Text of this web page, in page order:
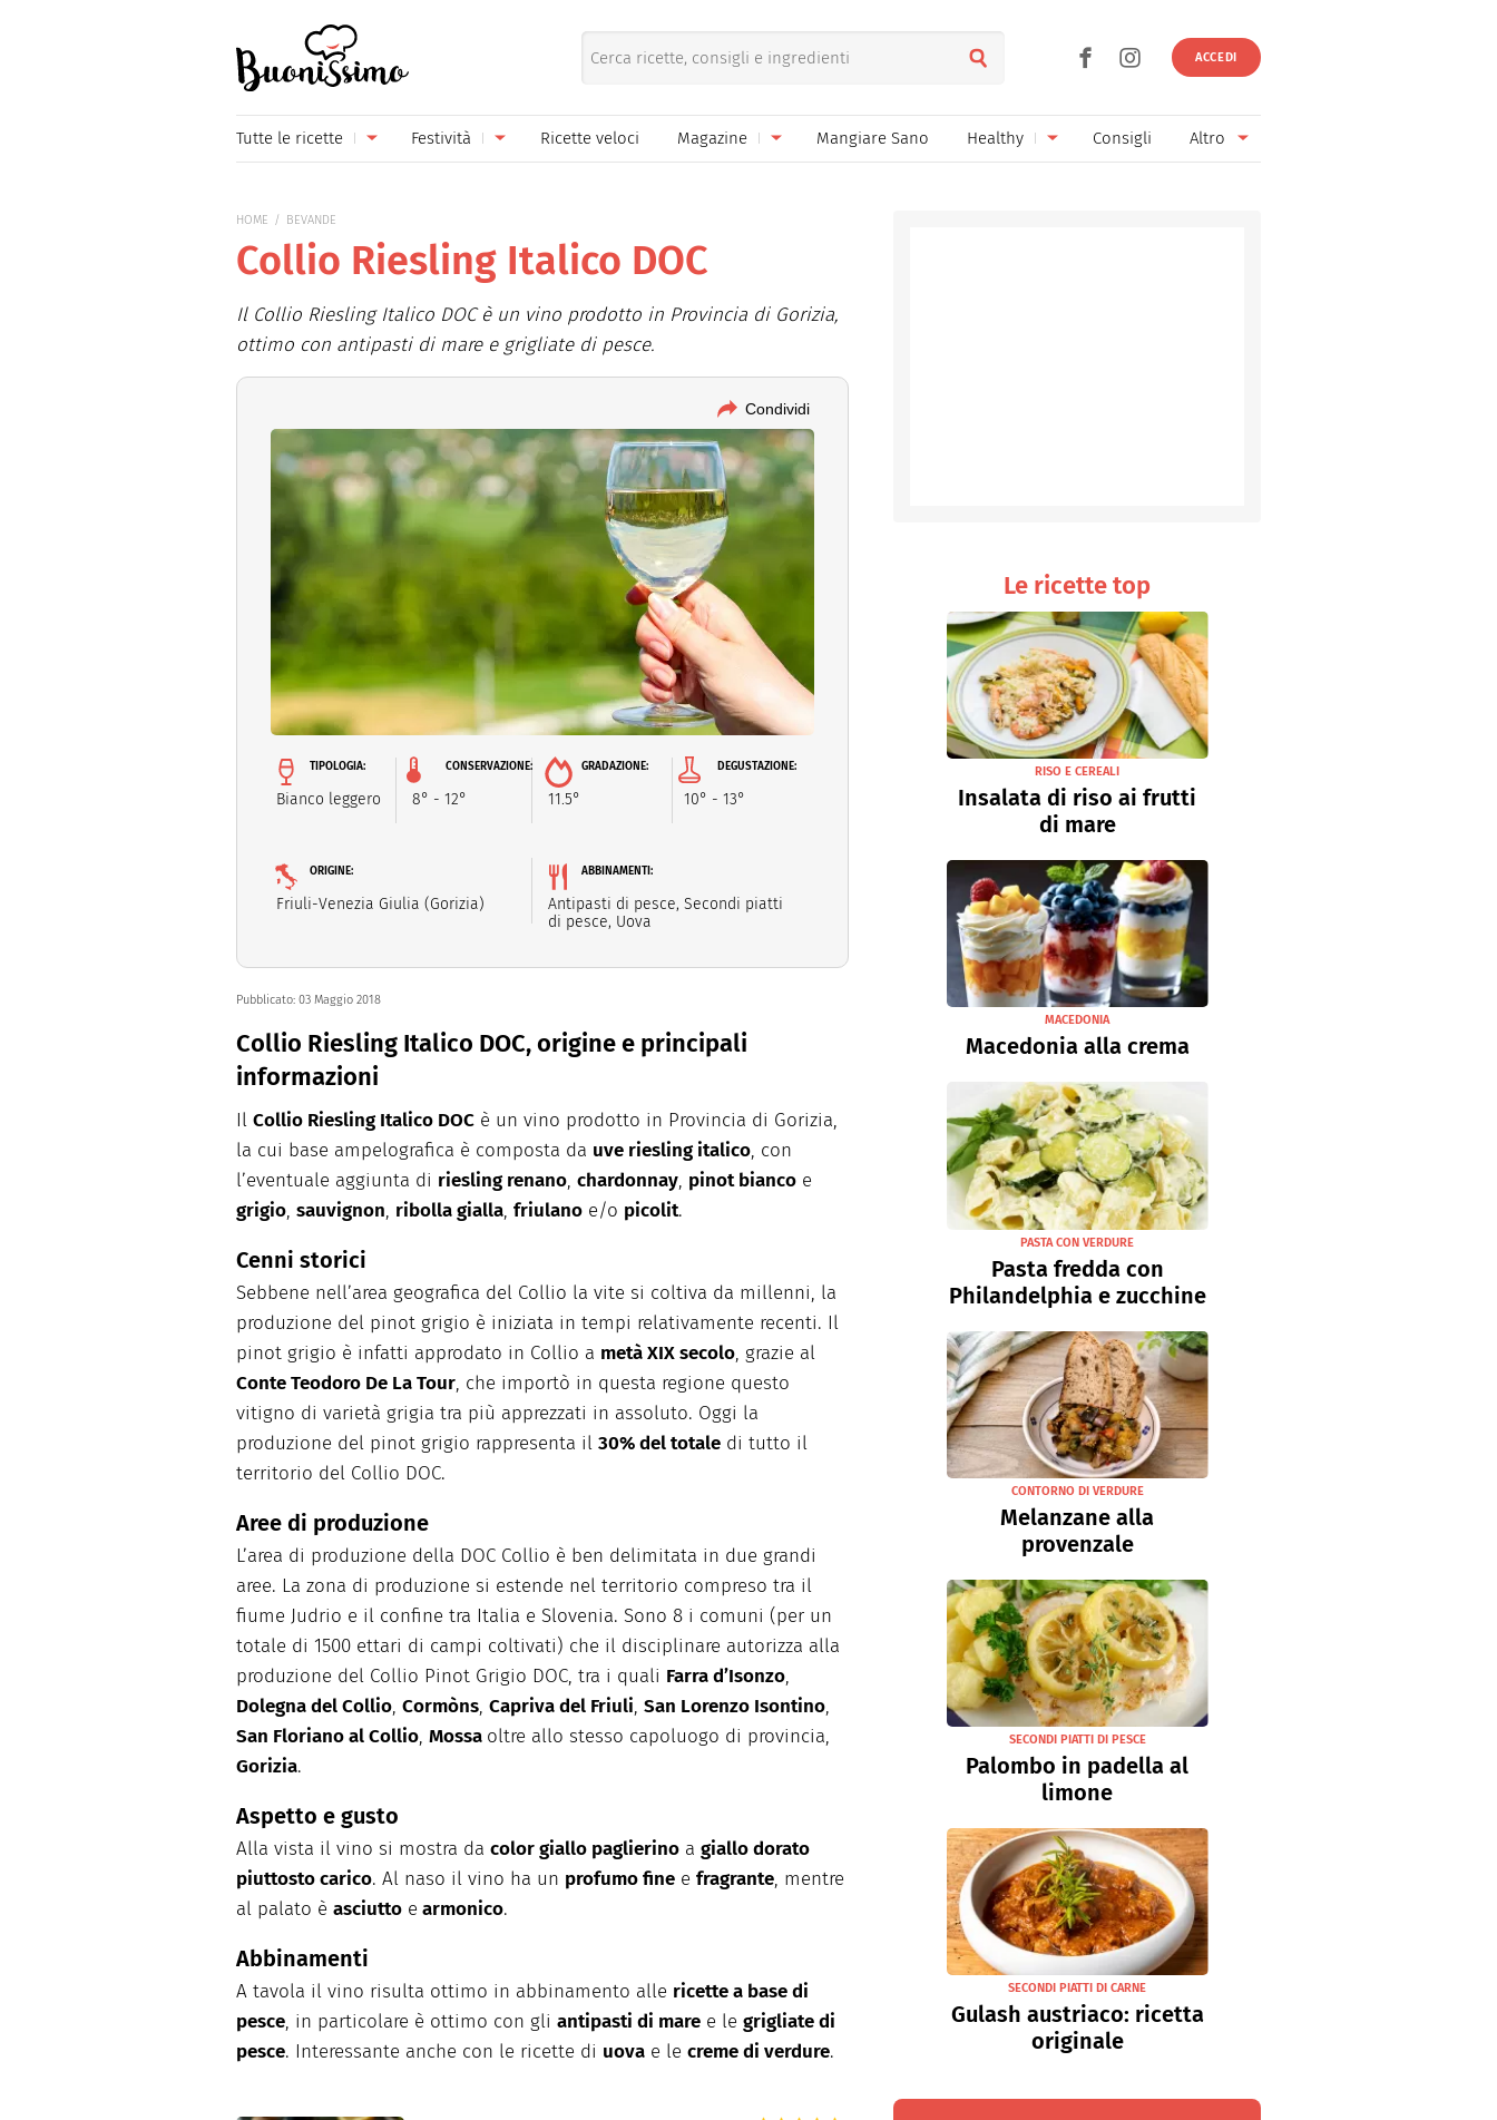
ACCEDI
Tutte le ricette
Primi piatti Pane pizza focacce
Marmellate e confetture
Contorni Conserve
Frutta Bevande
Festività
Carnevale
Festa della Donna
Festa della Mamma
Festa del Papà
Natale
Pasqua
San Valentino
Ricette veloci Magazine Mangiare Sano Healthy Consigli Altro
HOME BEVANDE
Collio Riesling Italico DOC
Il Collio Riesling Italico DOC è un vino prodotto in Provincia di Gorizia,
ottimo con antipasti di mare e grigliate di pesce.
Condividi
TIPOLOGIA:
Bianco leggero
CONSERVAZIONE:
8° - 12°
GRADAZIONE:
11.5°
DEGUSTAZIONE:
10° - 13°
ORIGINE:
Friuli-Venezia Giulia (Gorizia)
ABBINAMENTI:
Antipasti di pesce, Secondi piatti
di pesce, Uova
Pubblicato: 03 Maggio 2018
Collio Riesling Italico DOC, origine e principali
informazioni
Il Collio Riesling Italico DOC è un vino prodotto in Provincia di Gorizia,
la cui base ampelografica è composta da uve riesling italico, con
l’eventuale aggiunta di riesling renano, chardonnay, pinot bianco e
grigio, sauvignon, ribolla gialla, friulano e/o picolit.
Cenni storici
Sebbene nell’area geografica del Collio la vite si coltiva da millenni, la
produzione del pinot grigio è iniziata in tempi relativamente recenti. Il
pinot grigio è infatti approdato in Collio a metà XIX secolo, grazie al
Conte Teodoro De La Tour, che importò in questa regione questo
vitigno di varietà grigia tra più apprezzati in assoluto. Oggi la
produzione del pinot grigio rappresenta il 30% del totale di tutto il
territorio del Collio DOC.
Aree di produzione
L’area di produzione della DOC Collio è ben delimitata in due grandi
aree. La zona di produzione si estende nel territorio compreso tra il
fiume Judrio e il confine tra Italia e Slovenia. Sono 8 i comuni (per un
totale di 1500 ettari di campi coltivati) che il disciplinare autorizza alla
produzione del Collio Pinot Grigio DOC, tra i quali Farra d’Isonzo,
Dolegna del Collio, Cormòns, Capriva del Friuli, San Lorenzo Isontino,
San Floriano al Collio, Mossa oltre allo stesso capoluogo di provincia,
Gorizia.
Aspetto e gusto
Alla vista il vino si mostra da color giallo paglierino a giallo dorato
piuttosto carico. Al naso il vino ha un profumo fine e fragrante, mentre
al palato è asciutto e armonico.
Abbinamenti
A tavola il vino risulta ottimo in abbinamento alle ricette a base di
pesce, in particolare è ottimo con gli antipasti di mare e le grigliate di
pesce. Interessante anche con le ricette di uova e le creme di verdure.
Le ricette top
RISO E CEREALI
Insalata di riso ai frutti
di mare
MACEDONIA
Macedonia alla crema
PASTA CON VERDURE
Pasta fredda con
Philandelphia e zucchine
CONTORNO DI VERDURE
Melanzane alla
provenzale
SECONDI PIATTI DI PESCE
Palombo in padella al
limone
SECONDI PIATTI DI CARNE
Gulash austriaco: ricetta
originale